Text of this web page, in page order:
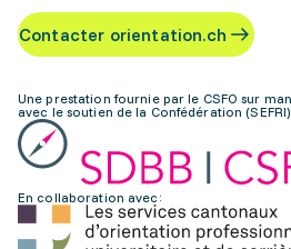
Contacter orientation.ch
Une prestation fournie par le CSFO sur
avec le soutien de la Confédération (SEFRI)
En collaboration avec: